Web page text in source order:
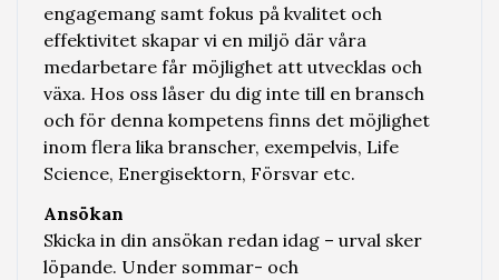
engagemang samt fokus på kvalitet och
effektivitet skapar vi en miljö där våra
medarbetare får möjlighet att utvecklas och
växa. Hos oss låser du dig inte till en bransch
och för denna kompetens finns det möjlighet
inom flera lika branscher, exempelvis, Life
Science, Energisektorn, Försvar etc.
Ansökan
Skicka in din ansökan redan idag – urval sker
löpande. Under sommar- och